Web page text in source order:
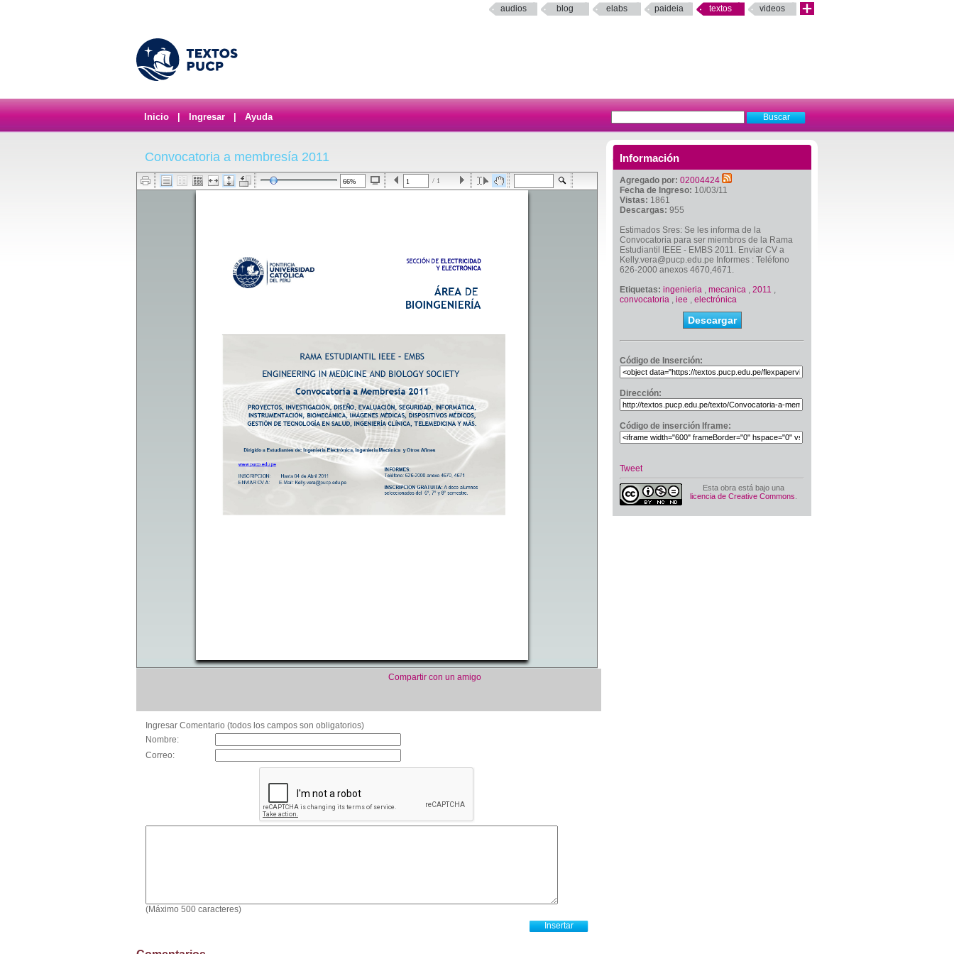
audios blog elabs paideia textos videos
Inicio Ingresar Ayuda
Información
Agregado por: 02004424
Fecha de Ingreso: 10/03/11
Vistas: 1861
Descargas: 955
Estimados Sres: Se les informa de la
Convocatoria para ser miembros de la Rama
Estudiantil IEEE - EMBS 2011. Enviar CV a
Kelly.vera@pucp.edu.pe Informes : Teléfono
626-2000 anexos 4670,4671.
Etiquetas: ingenieria , mecanica , 2011 ,
convocatoria , iee , electrónica
Descargar
Código de Inserción:
Dirección:
Código de inserción Iframe:
Tweet
Esta obra está bajo una
licencia de Creative Commons
Convocatoria a membresía 2011
/ 1
Compartir con un amigo
Ingresar Comentario (todos los campos son obligatorios)
Nombre:
Correo:
(Máximo 500 caracteres)